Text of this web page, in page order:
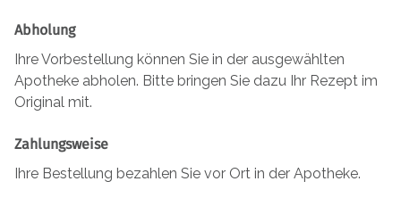
Abholung
Ihre Vorbestellung können Sie in der ausgewählten
Apotheke abholen. Bitte bringen Sie dazu Ihr Rezept im
Original mit.
Zahlungsweise
Ihre Bestellung bezahlen Sie vor Ort in der Apotheke.